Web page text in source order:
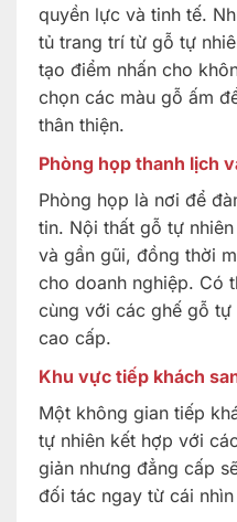
quyền lực và tinh tế.
tủ trang trí từ gỗ tự
tạo điểm nhấn cho
chọn các màu gỗ ấm
thân thiện.
Phòng họp thanh lịch
Phòng họp là nơi để
tin. Nội thất gỗ tự
và gần gũi, đồng thời
cho doanh nghiệp. Có
cùng với các ghế gỗ
cao cấp.
Khu vực tiếp khách
Một không gian tiếp
tự nhiên kết hợp với
giản nhưng đẳng cấp
đối tác ngay từ cái